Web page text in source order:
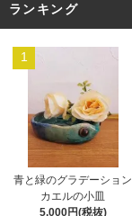
ランキング
1
青と緑のグラデーション
カエルの小皿
5,000円(税抜)